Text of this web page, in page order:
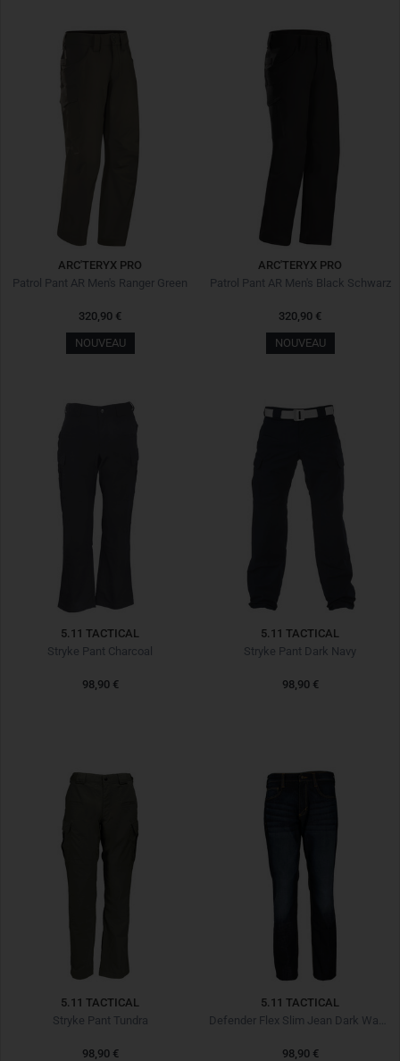
ARC'TERYX PRO
Patrol Pant AR Men's Ranger Green
320,90 €
NOUVEAU
ARC'TERYX PRO
Patrol Pant AR Men's Black Schwarz
320,90 €
NOUVEAU
5.11 TACTICAL
Stryke Pant Charcoal
98,90 €
5.11 TACTICAL
Stryke Pant Dark Navy
98,90 €
5.11 TACTICAL
Stryke Pant Tundra
98,90 €
5.11 TACTICAL
98,90 €